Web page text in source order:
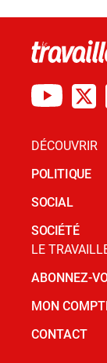
DÉCOUVRIR
POLITIQUE
SOCIAL
SOCIÉTÉ
LE
ABONNEZ-
MON
CONTACT